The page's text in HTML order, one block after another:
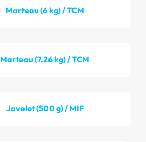
Marteau (6 kg) / TCM
Marteau (7.26 kg) / TCM
Javelot (500 g) / MIF